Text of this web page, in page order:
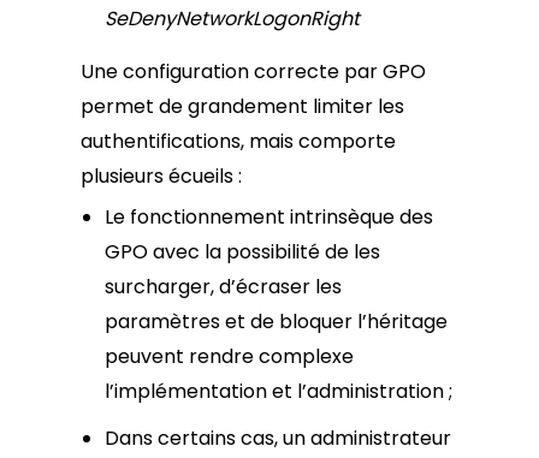
SeDenyNetworkLogonRight
Une configuration correcte par GPO
permet de grandement limiter les
authentifications, mais comporte
plusieurs écueils :
Le fonctionnement intrinsèque des
GPO avec la possibilité de les
surcharger, d’écraser les
paramètres et de bloquer l’héritage
peuvent rendre complexe
l’implémentation et l’administration ;
Dans certains cas, un administrateur